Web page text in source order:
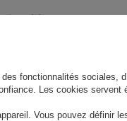
fonctionnalités sociales,
Les cookies servent
Vous pouvez définir